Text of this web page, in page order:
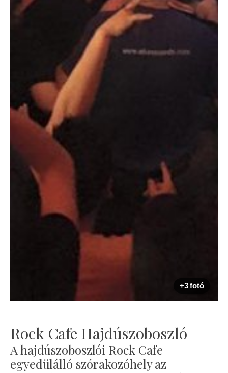
+3 fotó
Rock Cafe Hajdúszoboszló
A hajdúszoboszlói Rock Cafe
egyedülálló szórakozóhely az